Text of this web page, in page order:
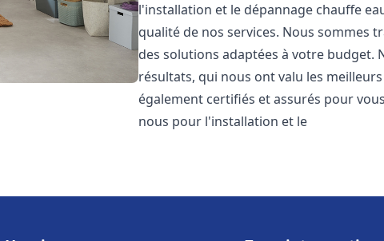
l'installation et le dépannage chauffe
qualité de nos services. Nous sommes
des solutions adaptées à votre budget.
résultats, qui nous ont valu les
également certifiés et assurés pour
nous pour l'installation et le